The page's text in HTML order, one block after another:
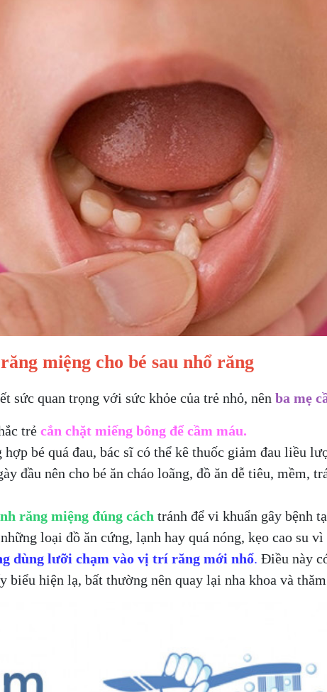
miệng cho bé sau nhổ răng
sức quan trọng với sức khỏe của trẻ nhỏ, nên ba mẹ
trẻ cắn chặt miếng bông để cầm máu.
bé quá đau, bác sĩ có thể kê thuốc giảm đau liều
đầu nên cho bé ăn cháo loãng, đồ ăn dễ tiêu,
răng miệng đúng cách tránh để vi khuẩn gây bệnh
loại đồ ăn cứng, lạnh hay quá nóng, kẹo cao su
dùng lưỡi chạm vào vị trí răng mới nhổ. Điều này
biểu hiện lạ, bất thường nên quay lại nha khoa và